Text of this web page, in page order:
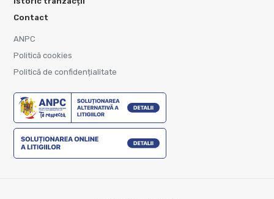
Contact
ANPC
Politică cookies
Politică de confidențialitate